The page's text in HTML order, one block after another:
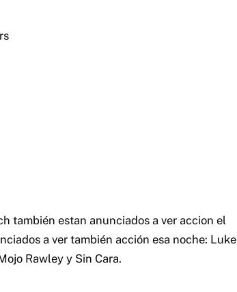
también estan anunciados a ver accion el
a ver también acción esa noche: Luke
Rawley y Sin Cara.